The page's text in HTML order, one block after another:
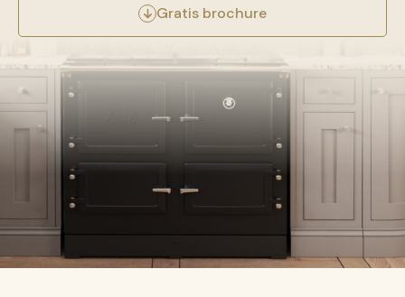
Gratis brochure